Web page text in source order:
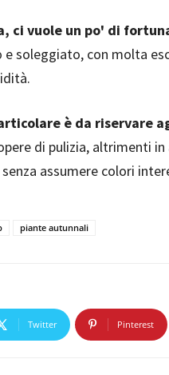
ci vuole un po' di
soleggiato, con molta
è da riservare
di pulizia, altrimenti
assumere colori
piante autunnali
Twitter Pinterest